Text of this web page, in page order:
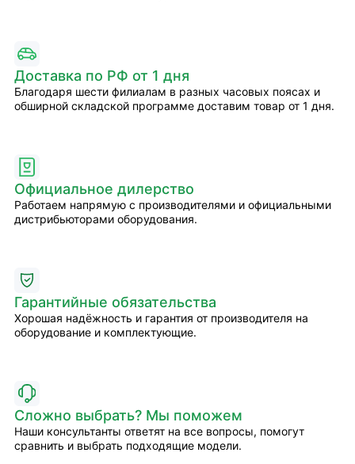
Доставка по РФ от 1 дня
Благодаря шести филиалам в разных часовых поясах и
обширной складской программе доставим товар от 1 дня.
Официальное дилерство
Работаем напрямую с производителями и официальными
дистрибьюторами оборудования.
Гарантийные обязательства
Хорошая надёжность и гарантия от производителя на
оборудование и комплектующие.
Сложно выбрать? Мы поможем
Наши консультанты ответят на все вопросы, помогут
сравнить и выбрать подходящие модели.